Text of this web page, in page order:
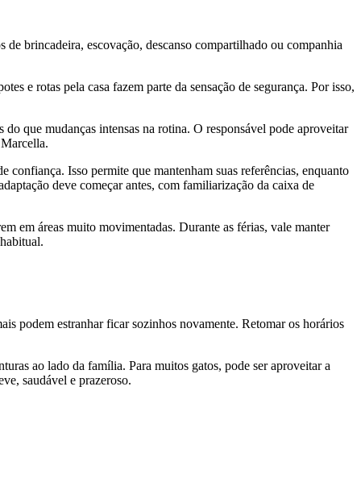
brincadeira, escovação, descanso compartilhado ou companhia
e rotas pela casa fazem parte da sensação de segurança. Por isso,
que mudanças intensas na rotina. O responsável pode aproveitar
confiança. Isso permite que mantenham suas referências, enquanto
deve começar antes, com familiarização da caixa de
em áreas muito movimentadas. Durante as férias, vale manter
podem estranhar ficar sozinhos novamente. Retomar os horários
ao lado da família. Para muitos gatos, pode ser aproveitar a
saudável e prazeroso.